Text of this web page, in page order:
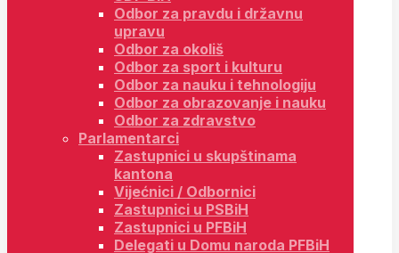
Odbor za pravdu i državnu
upravu
Odbor za okoliš
Odbor za sport i kulturu
Odbor za nauku i tehnologiju
Odbor za obrazovanje i nauku
Odbor za zdravstvo
Parlamentarci
Zastupnici u skupštinama
kantona
Vijećnici / Odbornici
Zastupnici u PSBiH
Zastupnici u PFBiH
Delegati u Domu naroda PFBiH